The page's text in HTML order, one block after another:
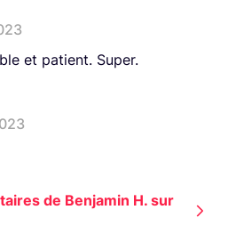
et patient. Super.
de Benjamin H. sur